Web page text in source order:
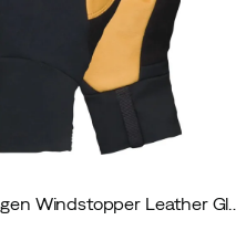
Unisex Lyngen